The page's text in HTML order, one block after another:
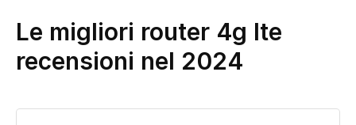
Le migliori router 4g lte
recensioni nel 2024